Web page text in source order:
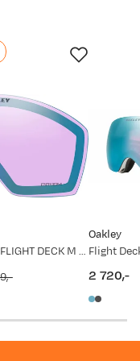
REPL. LENS FLIGHT DECK M Prizm Iced Irid
Oakley
price
2 720,-